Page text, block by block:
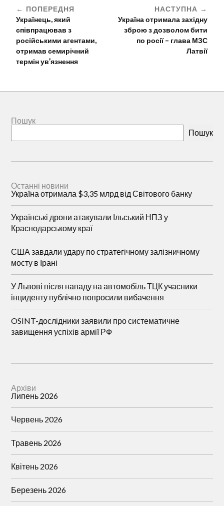
ПОПЕРЕДНЯ
Українець, який
співпрацював з
російськими агентами,
отримав семирічний
термін ув’язнення
НАСТУПНА
Україна отримала західну
зброю з дозволом бити
по росії – глава МЗС
Латвії
Пошук
Пошук
Останні новини
Україна отримала $3,35 млрд від Світового банку
Українські дрони атакували Ільський НПЗ у
Краснодарському краї
США завдали удару по стратегічному залізничному
мосту в Ірані
У Львові після нападу на автомобіль ТЦК учасники
інциденту публічно попросили вибачення
OSINT-дослідники заявили про систематичне
завищення успіхів армії РФ
Архіви
Липень 2026
Червень 2026
Травень 2026
Квітень 2026
Березень 2026